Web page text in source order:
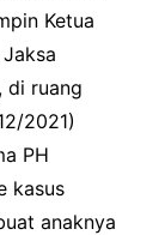
Ketua
di ruang
2021)
PH
kasus
anaknya